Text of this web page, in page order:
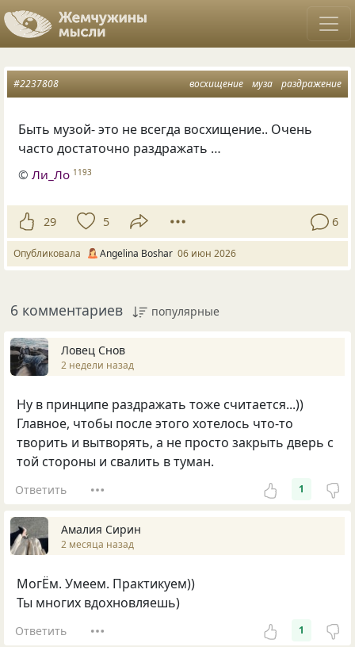
восхищение муза раздражение
#2237808
Быть музой- это не всегда восхищение.. Очень
часто достаточно раздражать …
©Ли_Ло 1193
29 5 6
Опубликовала Angelina Boshar 06 июн 2026
6 комментариев популярные
Ловец Снов
2 недели назад
Ну в принципе раздражать тоже считается...))
Главное, чтобы после этого хотелось что-то
творить и вытворять, а не просто закрыть дверь с
той стороны и свалить в туман.
Ответить 1
Амалия Сирин
2 месяца назад
МогЁм. Умеем. Практикуем))
Ты многих вдохновляешь)
Ответить 1